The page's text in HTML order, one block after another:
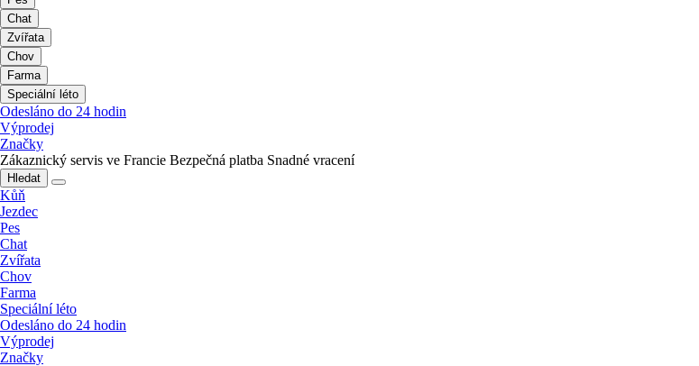
Chat
Zvířata
Chov
Farma
Speciální léto
Odesláno do 24 hodin
Výprodej
Značky
Zákaznický servis ve Francie Bezpečná platba Snadné vracení
Hledat
Kůň
Jezdec
Pes
Chat
Zvířata
Chov
Farma
Speciální léto
Odesláno do 24 hodin
Výprodej
Značky